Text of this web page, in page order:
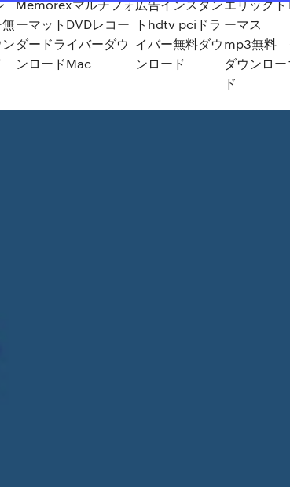
Memorexマルチフォ
ーマットDVDレコー
ダードライバーダウ
ンロードMac
広告インスタン
トhdtv pciドラ
イバー無料ダウ
ンロード
エリックト
ーマス
mp3無料
ダウンロー
ド